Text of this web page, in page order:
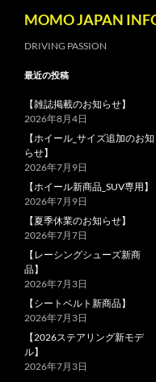
MOMO JAPAN
DRIVING PASSION
最近の投稿
【雑誌掲載のお知らせ】
2026年8月4日
【ホイール_サイズ追加のお知
らせ】
2026年7月9日
【ホイール新商品_SUV専用】
2026年7月9日
【夏季休業のお知らせ】
2026年7月7日
【レーシングシューズ新商
品】
2026年7月3日
【シートベルト新商品】
2026年7月3日
【2026ステアリング新モデ
ル】
2026年7月3日